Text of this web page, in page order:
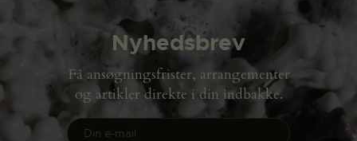
Nyhedsbrev
Få ansøgningsfrister, arrangementer
og artikler direkte i din indbakke.